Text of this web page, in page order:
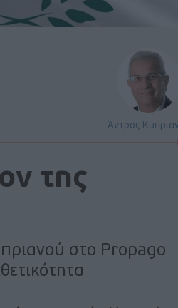
Άντρος
της
στο Propago